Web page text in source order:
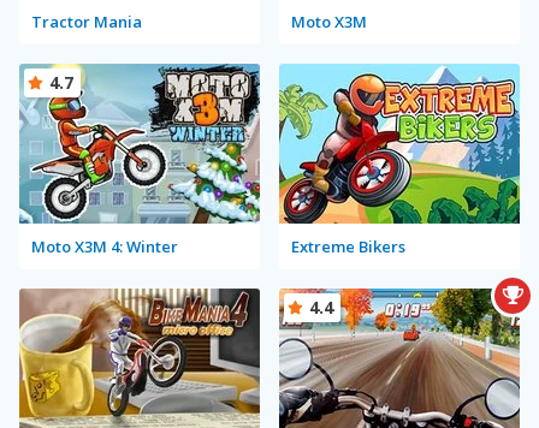
Tractor Mania Moto X3M
Moto X3M 4: Winter
4.7
Extreme Bikers
4.4